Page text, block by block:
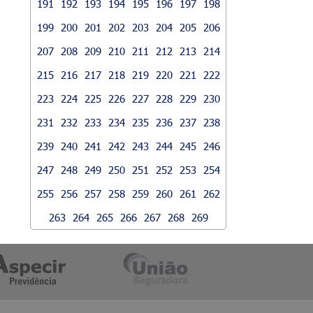
191
192 193 194 195 196 197
198
199
200 201 202 203 204 205
206
207
208 209 210 211 212 213
214
215
216 217 218 219 220 221
222
223
224 225 226 227 228 229
230
231
232 233 234 235 236 237
238
239
240 241 242 243 244 245
246
247
248 249 250 251 252 253
254
255
256 257 258 259 260 261
262
263
264 265 266 267 268 269